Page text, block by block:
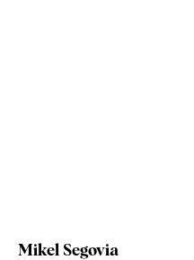
Mikel Segovia